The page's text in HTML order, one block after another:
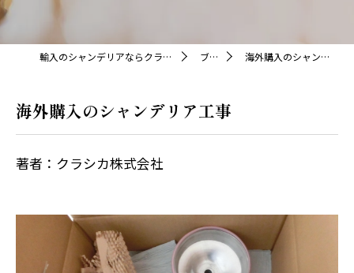
輸入のシャンデリアならクラシカ株式会社 ブログ 海外購入のシャンデリア工事
海外購入のシャンデリア工事
著者：クラシカ株式会社